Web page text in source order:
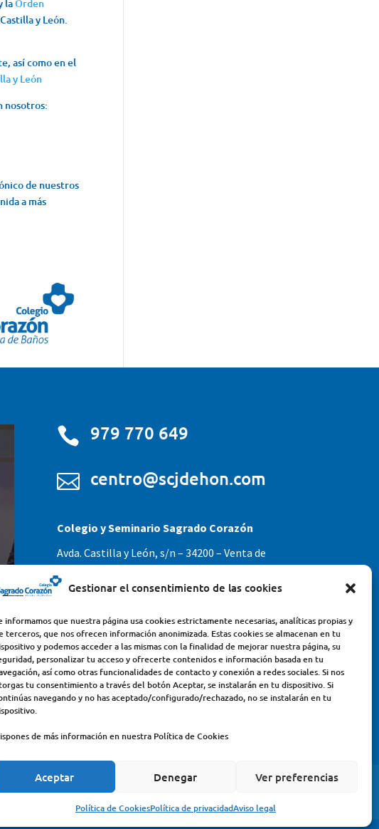
Gestionar el consentimiento de las cookies
informamos que nuestra página usa cookies estrictamente necesarias, analíticas propias y
terceros, que nos ofrecen información anonimizada. Estas cookies se almacenan en tu
y podemos acceder a las mismas con la finalidad de mejorar nuestra página, su
personalizar tu acceso y ofrecerte contenidos e información basada en tu
así como otras funcionalidades de contacto y conexión a redes sociales. Si nos
tu consentimiento a través del botón Aceptar, se instalarán en tu dispositivo. Si
navegando y no has aceptado/configurado/rechazado, no se instalarán en tu
de más información en nuestra Política de Cookies
Aceptar Denegar Ver preferencias
Política de CookiesPolítica de privacidadAviso legal
laOrden
y León.
así como en el
y León
nosotros:
de nuestros
a más
 979 770 649
 centro@scjdehon.com
Colegio y Seminario Sagrado Corazón
Avda. Castilla y León, s/n – 34200 – Venta de
Baños (Palencia) – Teléfono 979770649
AVISO LEGAL
POLÍTICA DE PRIVACIDAD